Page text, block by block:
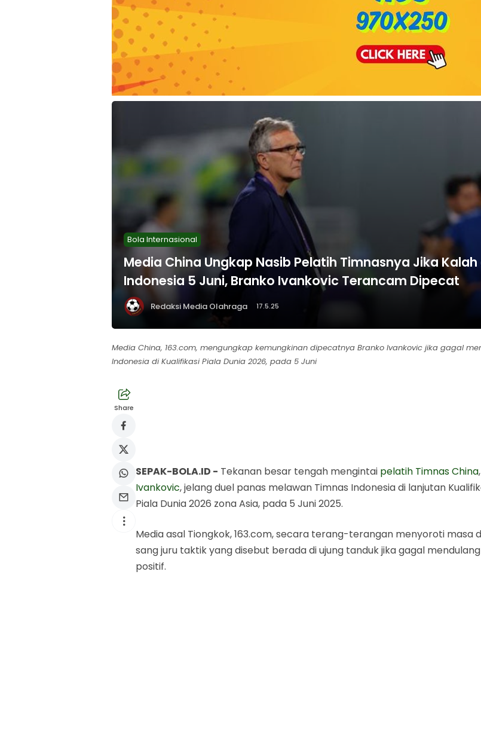
Bola Internasional
Media China Ungkap Nasib Pelatih Timnasnya Jika Kalah
Indonesia 5 Juni, Branko Ivankovic Terancam Dipecat
Redaksi Media Olahraga 17.5.25
Media China, 163.com, mengungkap kemungkinan dipecatnya Branko Ivankovic jika gagal
Indonesia di Kualifikasi Piala Dunia 2026, pada 5 Juni
Share
SEPAK-BOLA.ID - Tekanan besar tengah mengintai pelatih Timnas China,
Ivankovic, jelang duel panas melawan Timnas Indonesia di lanjutan
Piala Dunia 2026 zona Asia, pada 5 Juni 2025.
Media asal Tiongkok, 163.com, secara terang-terangan menyoroti masa
sang juru taktik yang disebut berada di ujung tanduk jika gagal
positif.